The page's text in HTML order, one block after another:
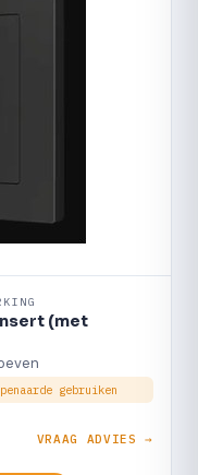
(met
gebruiken
VRAAG ADVIES →